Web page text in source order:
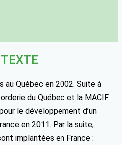
au Québec en 2002. Suite à
du Québec et la MACIF
le développement d’un
en 2011. Par la suite,
implantées en France :